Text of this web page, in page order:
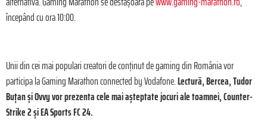
începând cu ora 10:00.
Unii din cei mai populari creatori de conținut de gaming din România vor
participa la Gaming Marathon connected by Vodafone.Lectură, Bercea, Tudor
Buțan și Ovvy vor prezenta cele mai așteptate jocuri ale toamnei, Counter-
Strike 2 și EA Sports FC 24.